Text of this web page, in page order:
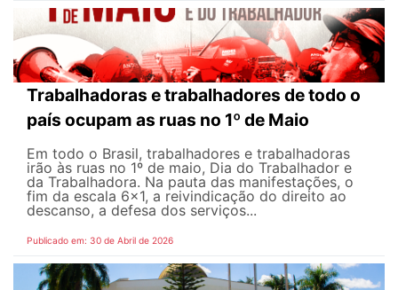
Trabalhadoras e trabalhadores de todo o
país ocupam as ruas no 1º de Maio
Em todo o Brasil, trabalhadores e trabalhadoras
irão às ruas no 1º de maio, Dia do Trabalhador e
da Trabalhadora. Na pauta das manifestações, o
fim da escala 6×1, a reivindicação do direito ao
descanso, a defesa dos serviços...
Publicado em: 30 de Abril de 2026